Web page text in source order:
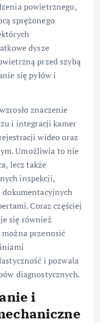
powietrznego,
sprężonego
dysze
przed szybą
się pyłów i
znaczenie
i integracji kamer
wideo oraz
Umożliwia to nie
lecz także
inspekcji,
Coraz częściej
się również
przenosić
i pozwala
diagnostycznych.
i